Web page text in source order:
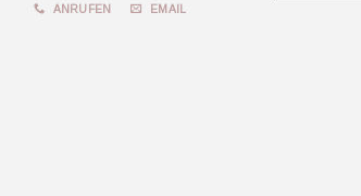
ANRUFEN EMAIL